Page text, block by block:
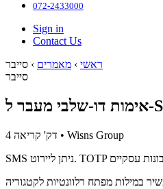
072-2433000
Sign in
Contact Us
ראשי › מאמרים › סייבר
סייבר
4 דק' קריאה • Wisns Group